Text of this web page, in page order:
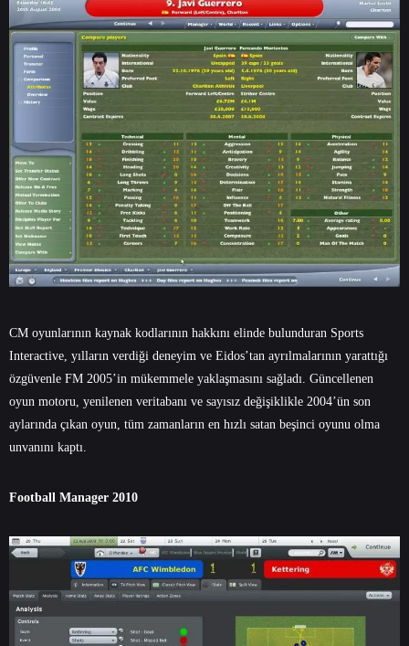
CM oyunlarının kaynak kodlarının hakkını elinde bulunduran Sports
Interactive, yılların verdiği deneyim ve Eidos’tan ayrılmalarının yarattığı
özgüvenle FM 2005’in mükemmele yaklaşmasını sağladı. Güncellenen
oyun motoru, yenilenen veritabanı ve sayısız değişiklikle 2004’ün son
aylarında çıkan oyun, tüm zamanların en hızlı satan beşinci oyunu olma
unvanını kaptı.
Football Manager 2010